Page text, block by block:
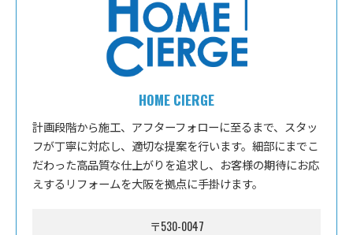
HOME CIERGE
計画段階から施工、アフターフォローに至るまで、スタッ
フが丁寧に対応し、適切な提案を行います。細部にまでこ
だわった高品質な仕上がりを追求し、お客様の期待にお応
えするリフォームを大阪を拠点に手掛けます。
〒530-0047